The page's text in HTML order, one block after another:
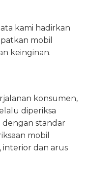
kami hadirkan
mobil
keinginan.
konsumen,
diperiksa
dengan standar
mobil
interior dan arus